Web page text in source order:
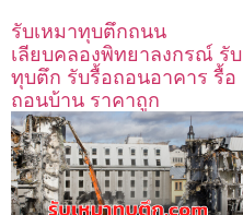
รับเหมาทุบตึกถนน
เลียบคลองพิทยาลงกรณ์ รับ
ทุบตึก รับรื้อถอนอาคาร รื้อ
ถอนบ้าน ราคาถูก